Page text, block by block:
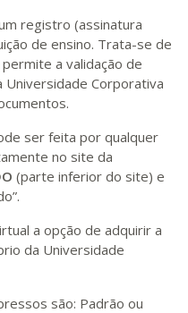
registro (assinatura
de ensino. Trata-se de
a validação de
Corporativa
ser feita por qualquer
no site da
(parte inferior do site) e
a opção de adquirir a
da Universidade
são: Padrão ou